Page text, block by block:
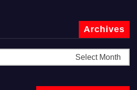
Archives